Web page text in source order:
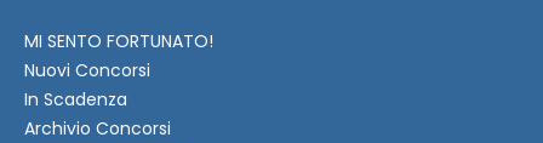
MI SENTO FORTUNATO!
Nuovi Concorsi
In Scadenza
Archivio Concorsi